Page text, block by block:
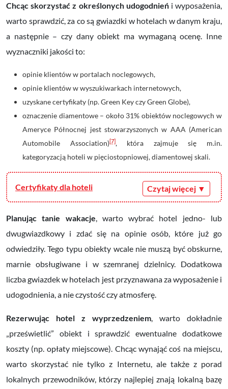
Chcąc skorzystać z określonych udogodnieńi wyposażenia,
warto sprawdzić, za co są gwiazdki w hotelach w danym kraju,
a następnie – czy dany obiekt ma wymaganą ocenę. Inne
wyznaczniki jakości to:
opinie klientów w portalach noclegowych,
opinie klientów w wyszukiwarkach internetowych,
uzyskane certyfikaty (np. Green Key czy Green Globe),
oznaczenie diamentowe – około 31% obiektów noclegowych w
Ameryce Północnej jest stowarzyszonych w AAA (American
Automobile Association)[7], która zajmuje się m.in.
kategoryzacją hoteli w pięciostopniowej, diamentowej skali.
Certyfikaty dla hoteli
Planując tanie wakacje, warto wybrać hotel jedno- lub
dwugwiazdkowy i zdać się na opinie osób, które już go
odwiedziły. Tego typu obiekty wcale nie muszą być obskurne,
marnie obsługiwane i w szemranej dzielnicy. Dodatkowa
liczba gwiazdek w hotelach jest przyznawana za wyposażenie i
udogodnienia, a nie czystość czy atmosferę.
Rezerwując hotel z wyprzedzeniem, warto dokładnie
„prześwietlić” obiekt i sprawdzić ewentualne dodatkowe
koszty (np. opłaty miejscowe). Chcąc wynająć coś na miejscu,
warto skorzystać nie tylko z Internetu, ale także z porad
lokalnych przewodników, którzy najlepiej znają lokalną bazę